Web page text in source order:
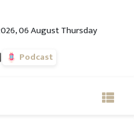
06 August Thursday
Podcast